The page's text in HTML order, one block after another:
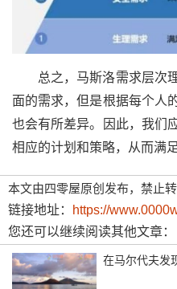
总之，马斯洛需求层次
面的需求，但是根据每个人
也会有所差异。因此，我们
相应的计划和策略，从而满
本文由四零屋原创发布，禁止
链接地址：
https://
您还可以继续阅读其他文章：
在马尔代夫发